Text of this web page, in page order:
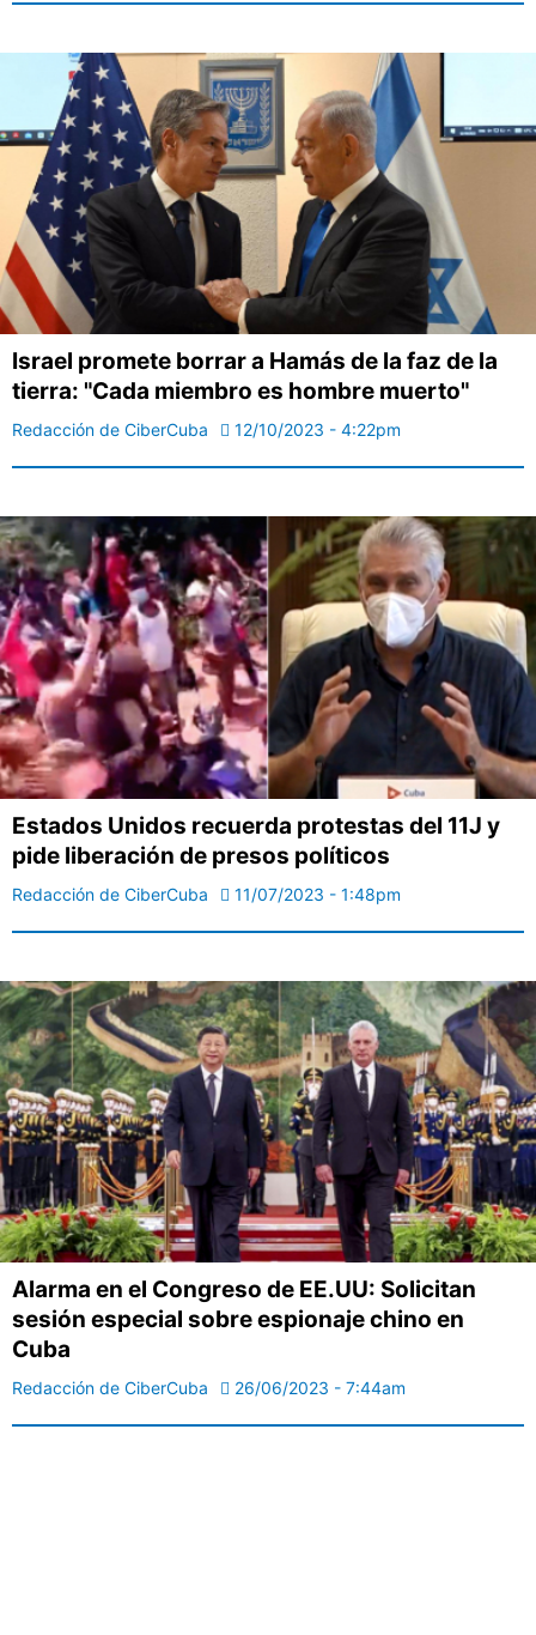
Israel promete borrar a Hamás de la faz de la
tierra: "Cada miembro es hombre muerto"
Redacción de CiberCuba 12/10/2023 - 4:22pm
Estados Unidos recuerda protestas del 11J y
pide liberación de presos políticos
Redacción de CiberCuba 11/07/2023 - 1:48pm
Alarma en el Congreso de EE.UU: Solicitan
sesión especial sobre espionaje chino en
Cuba
Redacción de CiberCuba 26/06/2023 - 7:44am